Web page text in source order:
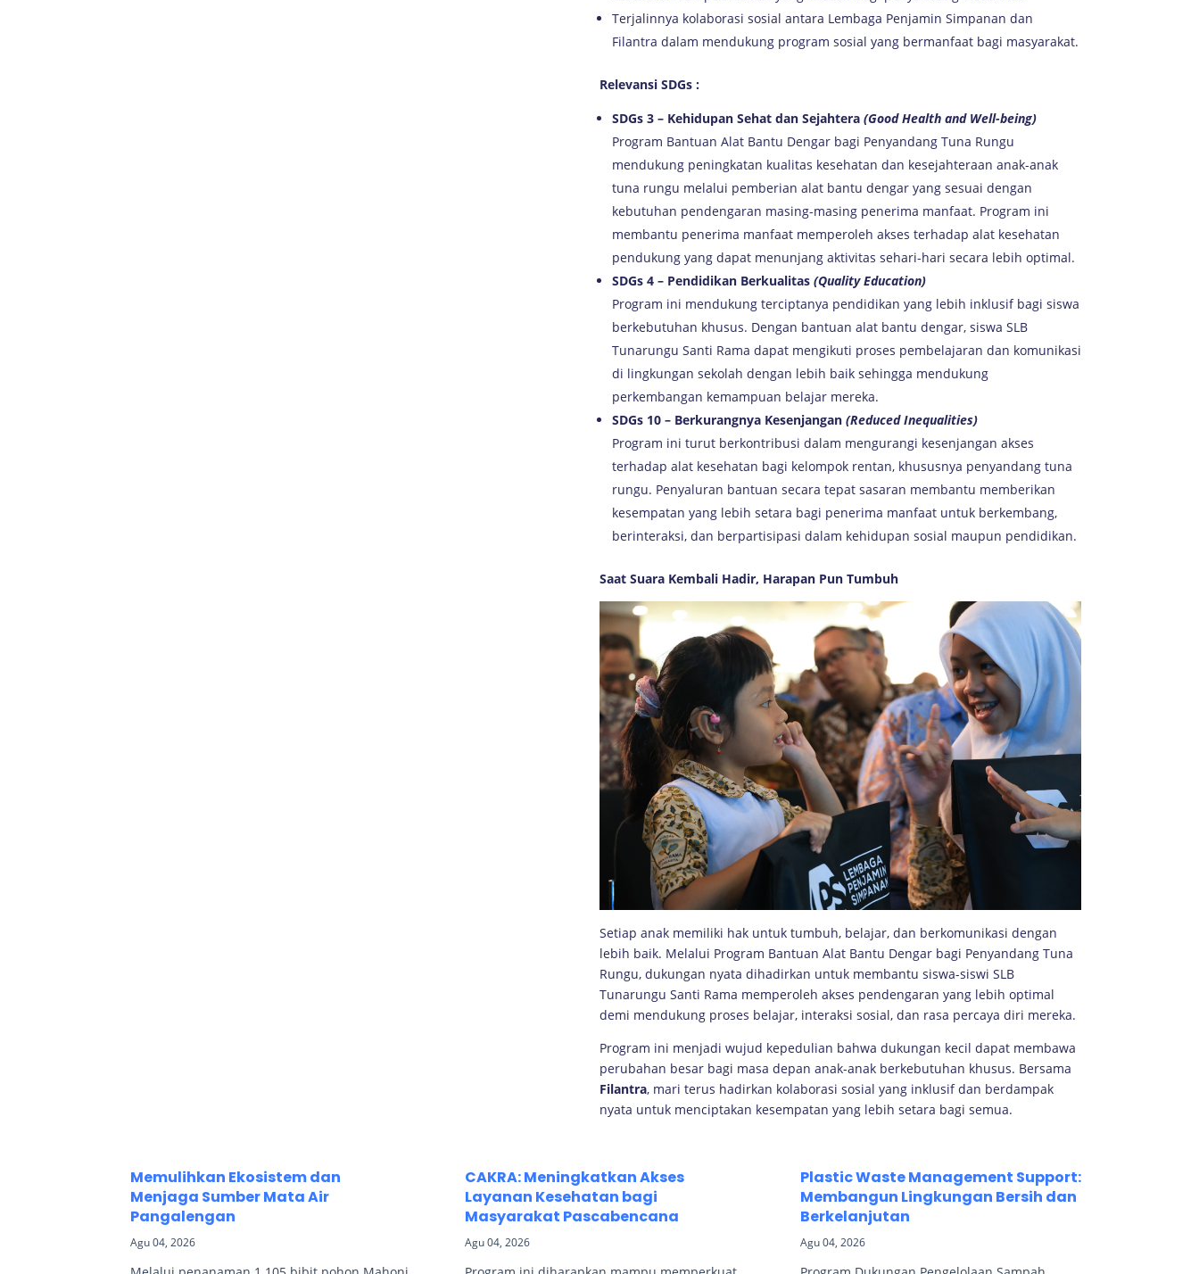
Terjalinnya kolaborasi sosial antara Lembaga Penjamin Simpanan dan
Filantra dalam mendukung program sosial yang bermanfaat bagi masyarakat.
Relevansi SDGs :
SDGs 3 – Kehidupan Sehat dan Sejahtera (Good Health and Well-being)
Program Bantuan Alat Bantu Dengar bagi Penyandang Tuna Rungu
mendukung peningkatan kualitas kesehatan dan kesejahteraan anak-anak
tuna rungu melalui pemberian alat bantu dengar yang sesuai dengan
kebutuhan pendengaran masing-masing penerima manfaat. Program ini
membantu penerima manfaat memperoleh akses terhadap alat kesehatan
pendukung yang dapat menunjang aktivitas sehari-hari secara lebih optimal.
SDGs 4 – Pendidikan Berkualitas (Quality Education)
Program ini mendukung terciptanya pendidikan yang lebih inklusif bagi siswa
berkebutuhan khusus. Dengan bantuan alat bantu dengar, siswa SLB
Tunarungu Santi Rama dapat mengikuti proses pembelajaran dan komunikasi
di lingkungan sekolah dengan lebih baik sehingga mendukung
perkembangan kemampuan belajar mereka.
SDGs 10 – Berkurangnya Kesenjangan (Reduced Inequalities)
Program ini turut berkontribusi dalam mengurangi kesenjangan akses
terhadap alat kesehatan bagi kelompok rentan, khususnya penyandang tuna
rungu. Penyaluran bantuan secara tepat sasaran membantu memberikan
kesempatan yang lebih setara bagi penerima manfaat untuk berkembang,
berinteraksi, dan berpartisipasi dalam kehidupan sosial maupun pendidikan.
Saat Suara Kembali Hadir, Harapan Pun Tumbuh
Setiap anak memiliki hak untuk tumbuh, belajar, dan berkomunikasi dengan
lebih baik. Melalui Program Bantuan Alat Bantu Dengar bagi Penyandang Tuna
Rungu, dukungan nyata dihadirkan untuk membantu siswa-siswi SLB
Tunarungu Santi Rama memperoleh akses pendengaran yang lebih optimal
demi mendukung proses belajar, interaksi sosial, dan rasa percaya diri mereka.
Program ini menjadi wujud kepedulian bahwa dukungan kecil dapat membawa
perubahan besar bagi masa depan anak-anak berkebutuhan khusus. Bersama
Filantra, mari terus hadirkan kolaborasi sosial yang inklusif dan berdampak
nyata untuk menciptakan kesempatan yang lebih setara bagi semua.
Memulihkan Ekosistem dan
Menjaga Sumber Mata Air
Pangalengan
Agu 04, 2026
CAKRA: Meningkatkan Akses
Layanan Kesehatan bagi
Masyarakat Pascabencana
Agu 04, 2026
Plastic Waste Management Support:
Membangun Lingkungan Bersih dan
Berkelanjutan
Agu 04, 2026